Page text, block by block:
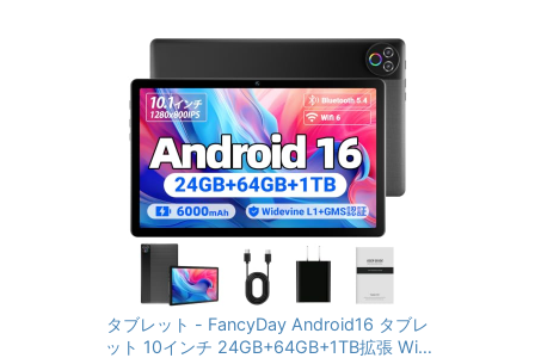
タブレット - FancyDay Android16 タブレ
ット 10インチ 24GB+64GB+1TB拡張 WiFi